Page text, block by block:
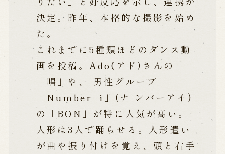
決定。昨年、本格的な撮影を始め
た。
これまでに5種類ほどのダンス動
画を投稿。Ado(アド)さんの
「唱」や、 男性グループ
「Number_i」(ナ ンバーアイ)
の「BON」が特に人気が高い。
人形は3人で踊らせる。人形遣い
が曲や振り付けを覚え、頭と右手